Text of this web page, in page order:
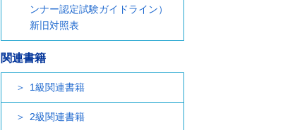
ンナー認定試験ガイドライン）
新旧対照表
関連書籍
1級関連書籍
2級関連書籍